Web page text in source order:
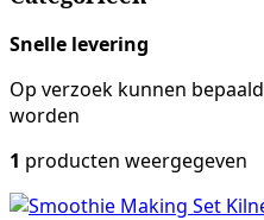
Snelle levering
Op verzoek kunnen
worden
1 producten weergegeven